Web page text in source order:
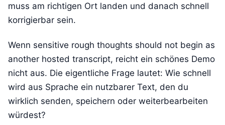
muss am richtigen Ort landen und danach schnell
korrigierbar sein.
Wenn sensitive rough thoughts should not begin as
another hosted transcript, reicht ein schönes Demo
nicht aus. Die eigentliche Frage lautet: Wie schnell
wird aus Sprache ein nutzbarer Text, den du
wirklich senden, speichern oder weiterbearbeiten
würdest?